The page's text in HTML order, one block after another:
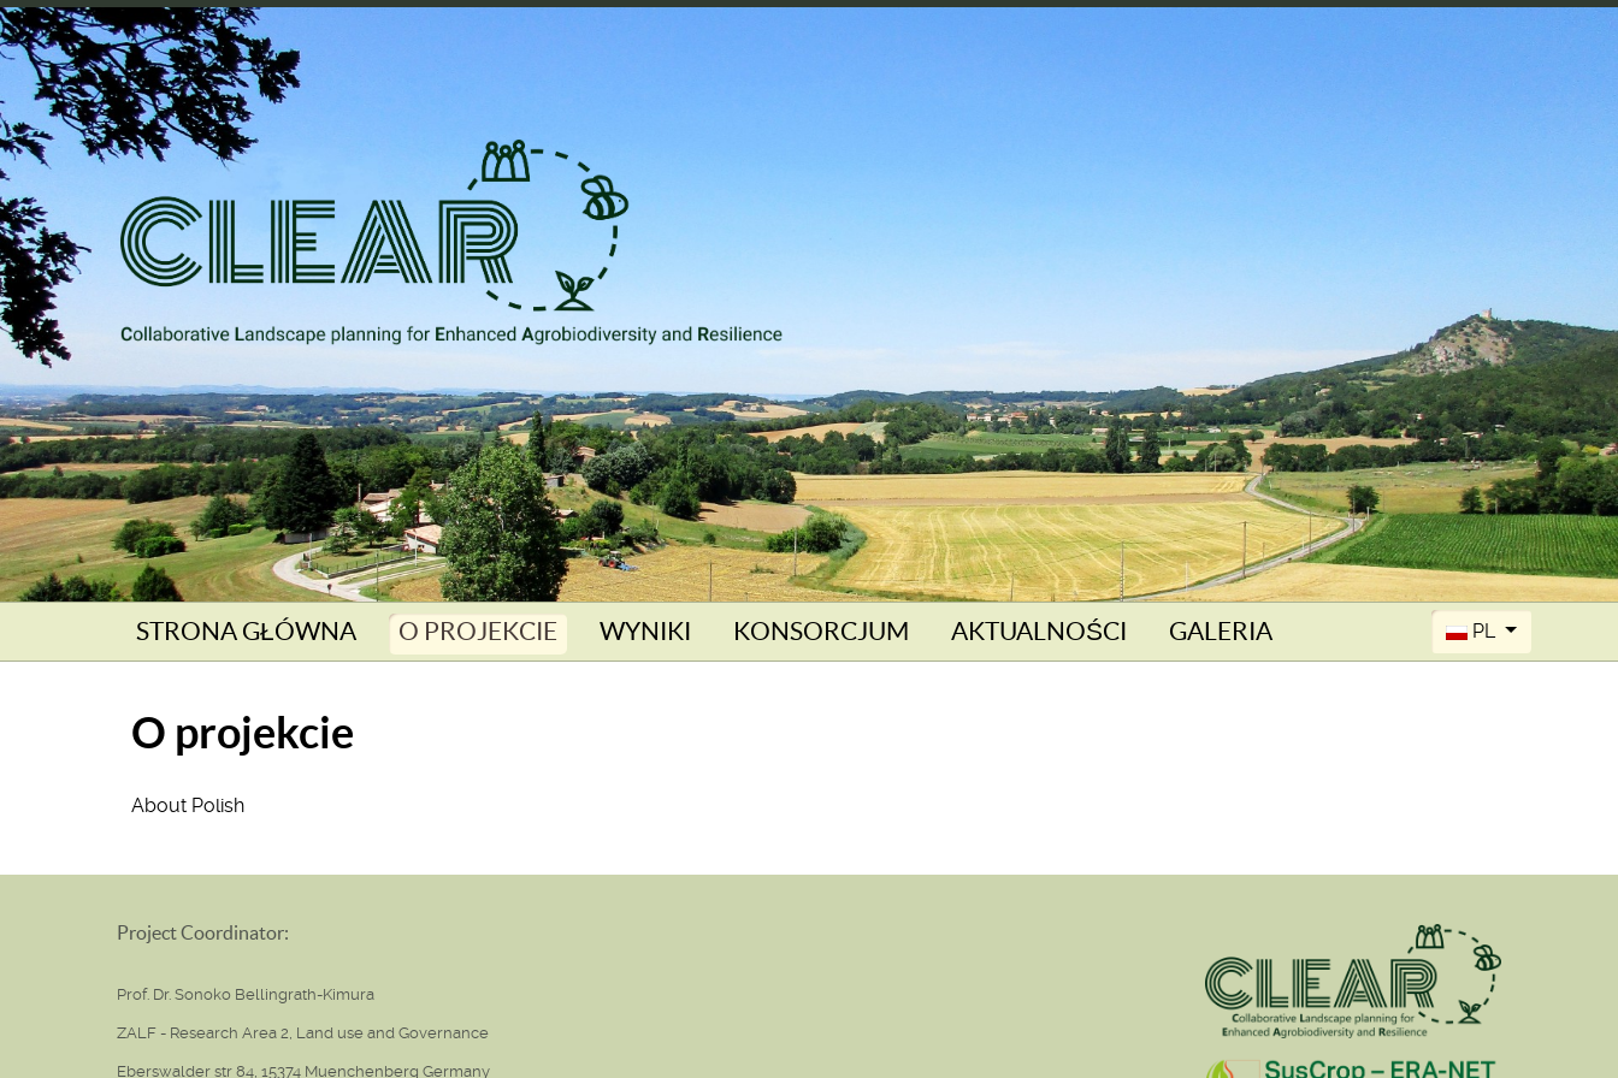
STRONA GŁÓWNA O PROJEKCIE WYNIKI KONSORCJUM AKTUALNOŚCI GALERIA Wybierz swój język
PL
O projekcie
About Polish
Project Coordinator:
Prof. Dr. Sonoko Bellingrath-Kimura
ZALF - Research Area 2, Land use and Governance
Eberswalder str 84, 15374 Muenchenberg Germany